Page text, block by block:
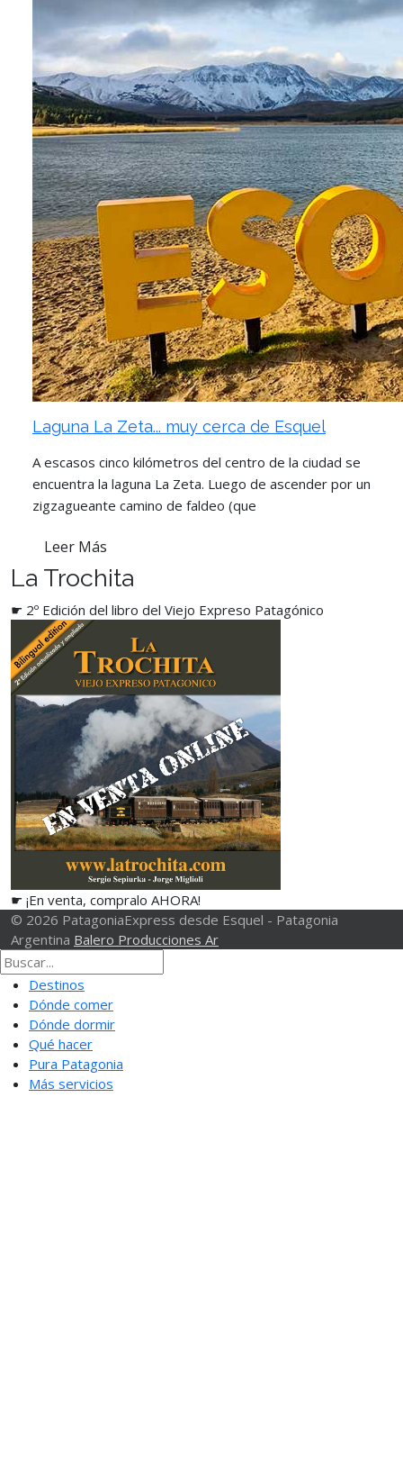
Laguna La Zeta... muy cerca de Esquel
A escasos cinco kilómetros del centro de la ciudad se
encuentra la laguna La Zeta. Luego de ascender por un
zigzagueante camino de faldeo (que
Leer Más
La Trochita
☛ 2º Edición del libro del Viejo Expreso Patagónico
☛ ¡En venta, compralo AHORA!
© 2026 PatagoniaExpress desde Esquel - Patagonia
Argentina Balero Producciones Ar
Destinos
Dónde comer
Dónde dormir
Qué hacer
Pura Patagonia
Más servicios